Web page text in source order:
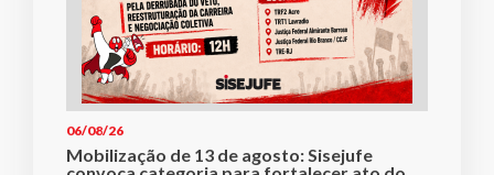
06/08/26
Mobilização de 13 de agosto: Sisejufe